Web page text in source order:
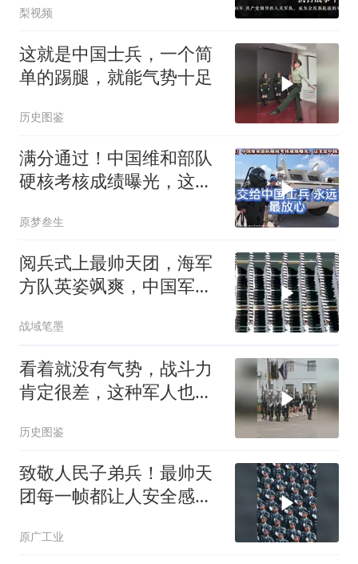
梨视频
这就是中国士兵，一个简
单的踢腿，就能气势十足
历史图鉴
满分通过！中国维和部队
硬核考核成绩曝光，这才
原梦叁生
阅兵式上最帅天团，海军
方队英姿飒爽，中国军人
战域笔墨
看着就没有气势，战斗力
肯定很差，这种军人也只
历史图鉴
致敬人民子弟兵！最帅天
团每一帧都让人安全感爆
原广工业